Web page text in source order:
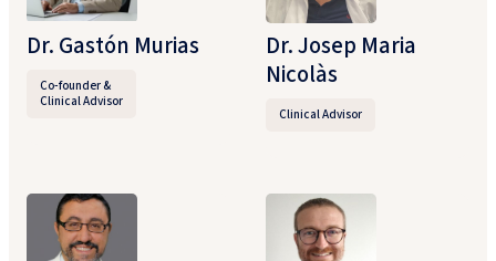
Dr. Gastón Murias
Co-founder &
Clinical Advisor​
Dr. Josep Maria ​
Nicolàs
Clinical Advisor